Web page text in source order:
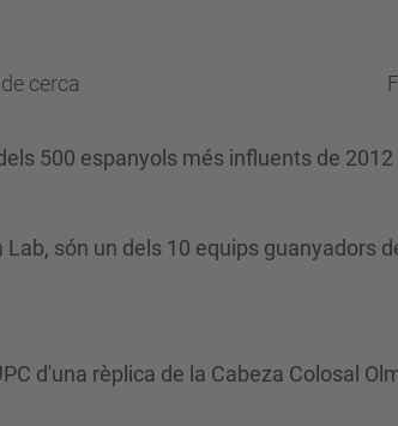
cerca
500 espanyols més influents de 2012
són un dels 10 equips guanyadors
d'una rèplica de la Cabeza Colosal